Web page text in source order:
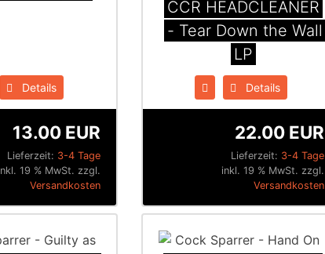
Details
Lieferzeit: 3-4 Tage
13.00 EUR
19 % MwSt. zzgl.
Versandkosten
CCR HEADCLEANER
- Tear Down the Wall
LP
Details
Lieferzeit: 3-4 Tage
22.00 EUR
inkl. 19 % MwSt. zzgl.
Versandkosten